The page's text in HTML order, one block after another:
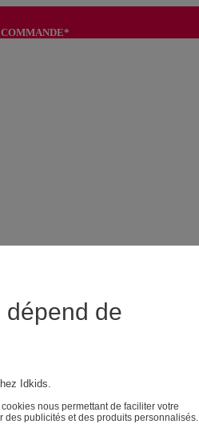
COMMANDE*
dépend de
Idkids.
nous permettant de faciliter votre
publicités et des produits personnalisés.